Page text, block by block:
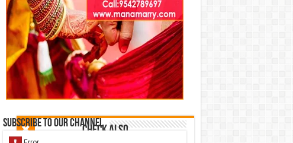
Check Also
Subscribe to our Channel